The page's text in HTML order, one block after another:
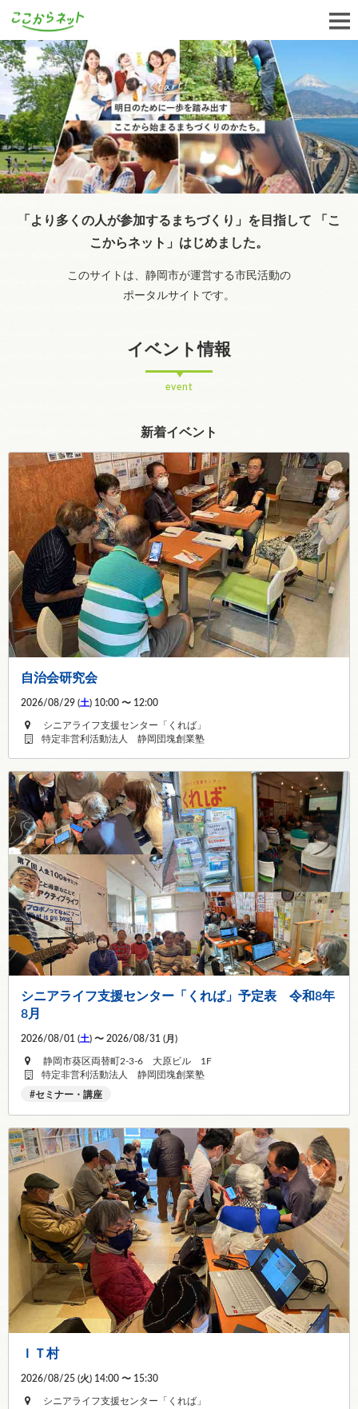
「より多くの人が参加するまちづくり」を目指して 「こ
こからネット」はじめました。
このサイトは、静岡市が運営する市民活動の
ポータルサイトです。
イベント情報
event
新着イベント
自治会研究会
2026/08/29 (土) 10:00 〜 12:00
シニアライフ支援センター「くれば」
特定非営利活動法人 静岡団塊創業塾
シニアライフ支援センター「くれば」予定表 令和8年
8月
2026/08/01 (土) 〜 2026/08/31 (月 )
静岡市葵区両替町2-3-6 大原ビル 1F
特定非営利活動法人 静岡団塊創業塾
セミナー・講座
ＩＴ村
2026/08/25 (火) 14:00 〜 15:30
シニアライフ支援センター「くれば」